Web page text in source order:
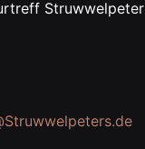
Struwwelpeter
Struwwelpeters.de